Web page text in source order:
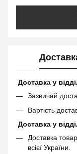
Доставка у
Зазвичай
Вартість
Доставка у
Доставка
всієї України.